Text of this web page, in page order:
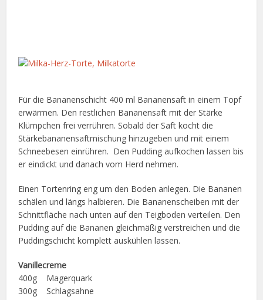
Für die Bananenschicht 400 ml Bananensaft in einem Topf
erwärmen. Den restlichen Bananensaft mit der Stärke
Klümpchen frei verrühren. Sobald der Saft kocht die
Stärkebananensaftmischung hinzugeben und mit einem
Schneebesen einrühren. Den Pudding aufkochen lassen bis
er eindickt und danach vom Herd nehmen.
Einen Tortenring eng um den Boden anlegen. Die Bananen
schälen und längs halbieren. Die Bananenscheiben mit der
Schnittfläche nach unten auf den Teigboden verteilen. Den
Pudding auf die Bananen gleichmäßig verstreichen und die
Puddingschicht komplett auskühlen lassen.
Vanillecreme
400g Magerquark
300g Schlagsahne